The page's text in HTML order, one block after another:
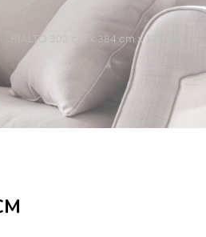
RIALTO 302 cm x 384 cm x 175 cm